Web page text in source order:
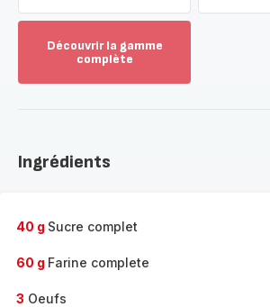
Découvrir la gamme
complète
gamme
Ingrédients
40 g Sucre complet
60 g Farine complete
3 Oeufs